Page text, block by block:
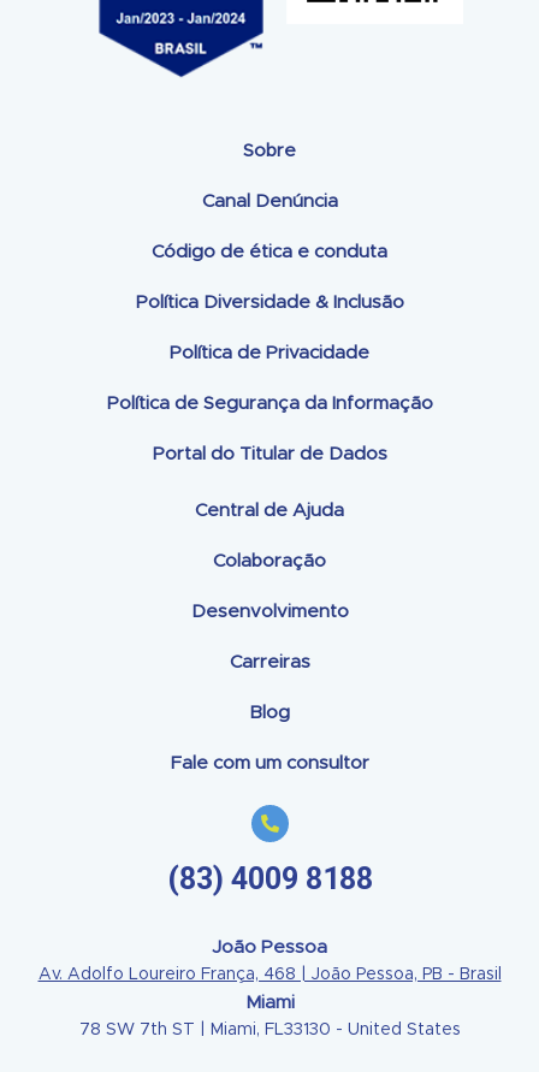
Sobre
Canal Denúncia
Código de ética e conduta
Política Diversidade & Inclusão
Política de Privacidade
Política de Segurança da Informação
Portal do Titular de Dados
Central de Ajuda
Colaboração
Desenvolvimento
Carreiras
Blog
Fale com um consultor
(83) 4009 8188
João Pessoa
Av. Adolfo Loureiro França, 468 | João Pessoa, PB - Brasil
Miami
78 SW 7th ST | Miami, FL33130 - United States